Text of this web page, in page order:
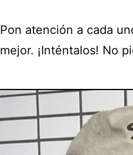
Pon atención a cada
mejor. ¡Inténtalos! No